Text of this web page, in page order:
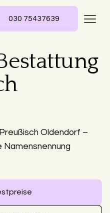
030 75437639
Oldendorf –
Namensnennung